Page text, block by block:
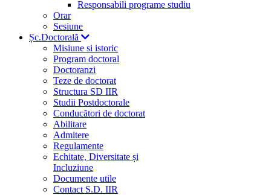
Responsabili programe studiu
Orar
Sesiune
Șc.Doctorală
Misiune si istoric
Program doctoral
Doctoranzi
Teze de doctorat
Structura SD IIR
Studii Postdoctorale
Conducători de doctorat
Abilitare
Admitere
Regulamente
Echitate, Diversitate și
Incluziune
Documente utile
Contact S.D. IIR